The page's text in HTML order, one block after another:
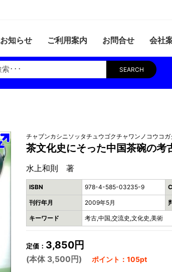
お知らせ ご利用案内 お問合せ 会社
SEARCH
チャブンカシニソッタチュウゴクチャワンノコウコガ
茶文化史にそった中国茶碗の考
水上和則 著
ISBN 978-4-585-03235-9
刊行年月 2009年5月
キーワード 考古,中国,交流史,文化史,美術
定価： 3,850円
(本体 3,500円) ポイント：105pt